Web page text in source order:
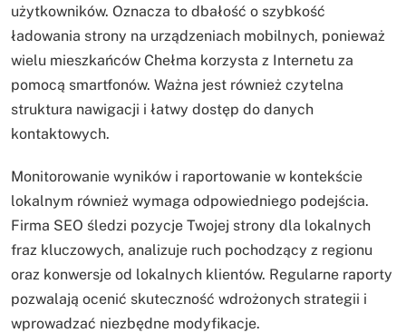
użytkowników. Oznacza to dbałość o szybkość
ładowania strony na urządzeniach mobilnych, ponieważ
wielu mieszkańców Chełma korzysta z Internetu za
pomocą smartfonów. Ważna jest również czytelna
struktura nawigacji i łatwy dostęp do danych
kontaktowych.
Monitorowanie wyników i raportowanie w kontekście
lokalnym również wymaga odpowiedniego podejścia.
Firma SEO śledzi pozycje Twojej strony dla lokalnych
fraz kluczowych, analizuje ruch pochodzący z regionu
oraz konwersje od lokalnych klientów. Regularne raporty
pozwalają ocenić skuteczność wdrożonych strategii i
wprowadzać niezbędne modyfikacje.